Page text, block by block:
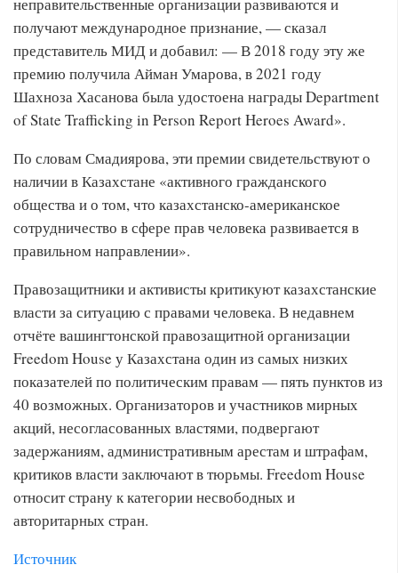
получают международное признание, — сказал
представитель МИД и добавил: — В 2018 году эту же
премию получила Айман Умарова, в 2021 году
Шахноза Хасанова была удостоена награды Department
of State Trafficking in Person Report Heroes Award».
По словам Смадиярова, эти премии свидетельствуют о
наличии в Казахстане «активного гражданского
общества и о том, что казахстанско-американское
сотрудничество в сфере прав человека развивается в
правильном направлении».
Правозащитники и активисты критикуют казахстанские
власти за ситуацию с правами человека. В недавнем
отчёте вашингтонской правозащитной организации
Freedom House у Казахстана один из самых низких
показателей по политическим правам — пять пунктов из
40 возможных. Организаторов и участников мирных
акций, несогласованных властями, подвергают
задержаниям, административным арестам и штрафам,
критиков власти заключают в тюрьмы. Freedom House
относит страну к категории несвободных и
авторитарных стран.
Источник